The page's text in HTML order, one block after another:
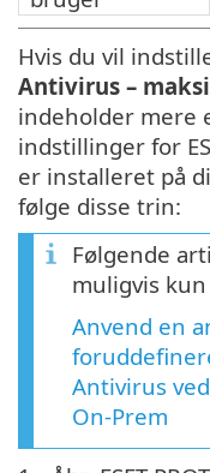
Hvis du vil
Antivirus –
indeholder mere
indstillinger for
er installeret på
følge disse trin:
Følgende
muligvis
Anvend en
Antivirus ved
On-Prem